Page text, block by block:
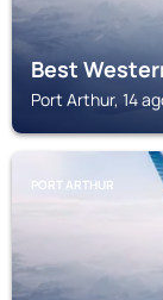
Best
Port Arthur, 14
PORT ARTHUR